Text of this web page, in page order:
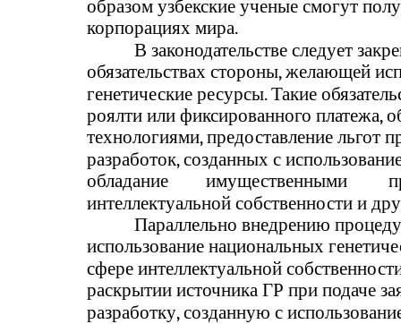
образом узбекские ученые смогут
корпорациях мира.
В законодательстве следует
обязательствах стороны, желающей
генетические ресурсы. Такие
роялти или фиксированного платежа,
технологиями, предоставление льгот
разработок, созданных с
обладание
имущественными
интеллектуальной собственности и
Параллельно внедрению
использование национальных
сфере интеллектуальной
раскрытии источника ГР при подаче
разработку, созданную с